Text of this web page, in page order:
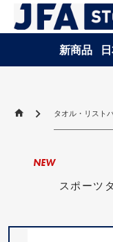
新商品
タオル・リスト
スポーツ
NEW